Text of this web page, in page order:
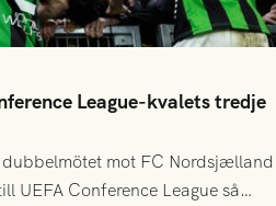
League-kvalets tredje
mot FC Nordsjælland
UEFA Conference League så